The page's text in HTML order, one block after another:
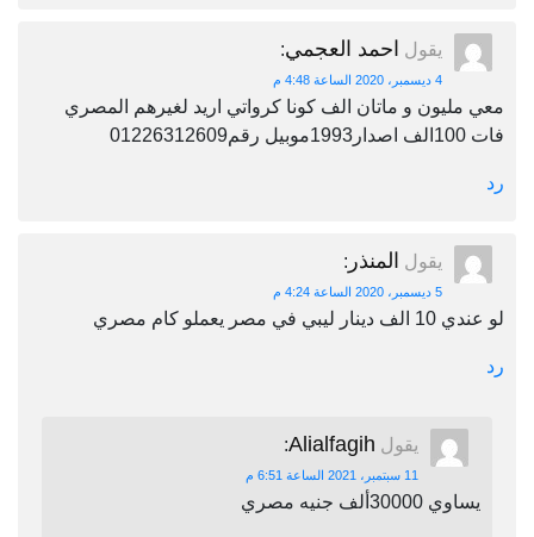
يقول احمد العجمي:
4 ديسمبر، 2020 الساعة 4:48 م
معي مليون و ماتان الف كونا كرواتي اريد لغيرهم المصري
فات 100الف اصدار1993موبيل رقم01226312609
رد
يقول المنذر :
5 ديسمبر، 2020 الساعة 4:24 م
لو عندي 10 الف دينار ليبي في مصر يعملو كام مصري
رد
يقول Alialfagih
:
11 سبتمبر، 2021 الساعة 6:51 م
يساوي 30000ألف جنيه مصري